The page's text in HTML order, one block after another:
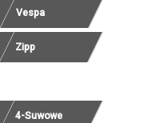
Vespa
Zipp
4-Suwowe